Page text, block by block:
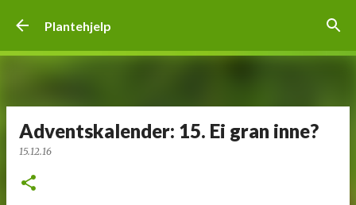
Plantehjelp
Adventskalender: 15. Ei gran inne?
15.12.16